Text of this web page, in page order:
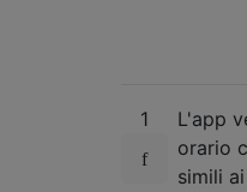
1
L'app
orario
simili